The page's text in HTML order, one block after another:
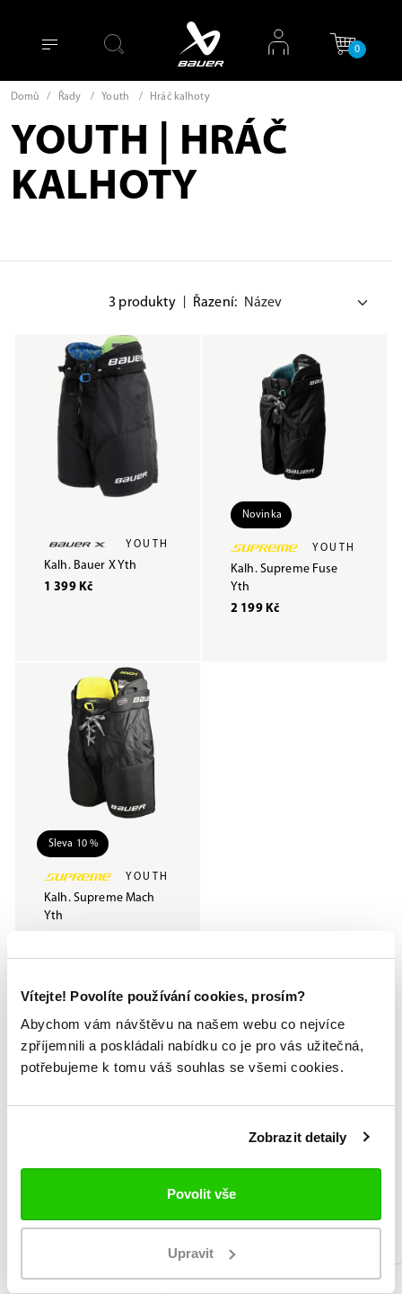
Vítejte! Povolíte používání cookies, prosím?
Abychom vám návštěvu na našem webu co nejvíce
zpříjemnili a poskládali nabídku co je pro vás užitečná,
potřebujeme k tomu váš souhlas se všemi cookies.
Zobrazit detaily
Povolit vše
Upravit
0
Domů / Řady / Youth / Hráč kalhoty
YOUTH | HRÁČ
KALHOTY
3 produkty Řazení:
YOUTH
Kalh. Bauer X Yth
1 399 Kč
Novinka
YOUTH
Kalh. Supreme Fuse
Yth
2 199 Kč
Sleva 10 %
YOUTH
Kalh. Supreme Mach
Yth
1 999 Kč
12x v České republice
Oficiální prodejny Bauer